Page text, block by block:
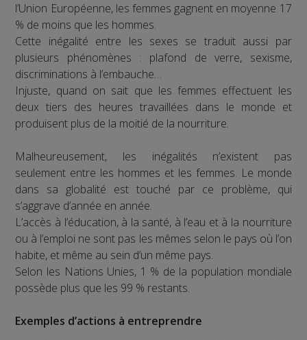
l’Union Européenne, les femmes gagnent en moyenne 17
% de moins que les hommes.
Cette inégalité entre les sexes se traduit aussi par
plusieurs phénomènes : plafond de verre, sexisme,
discriminations à l’embauche…
Injuste, quand on sait que les femmes effectuent les
deux tiers des heures travaillées dans le monde et
produisent plus de la moitié de la nourriture.
Malheureusement, les inégalités n’existent pas
seulement entre les hommes et les femmes. Le monde
dans sa globalité est touché par ce problème, qui
s’aggrave d’année en année.
L’accès à l’éducation, à la santé, à l’eau et à la nourriture
ou à l’emploi ne sont pas les mêmes selon le pays où l’on
habite, et même au sein d’un même pays.
Selon les Nations Unies, 1 % de la population mondiale
possède plus que les 99 % restants.
Exemples d’actions à entreprendre